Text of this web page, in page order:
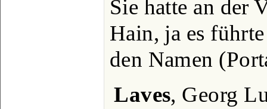
Sie hatte an der
Hain, ja es
den Namen
Laves, Georg